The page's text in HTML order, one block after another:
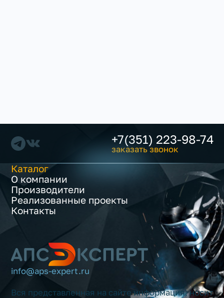
+7(351) 223-98-74
заказать звонок
Каталог
О компании
Производители
Реализованные проекты
Контакты
info@aps-expert.ru
Вся представленная на сайте информация, носит